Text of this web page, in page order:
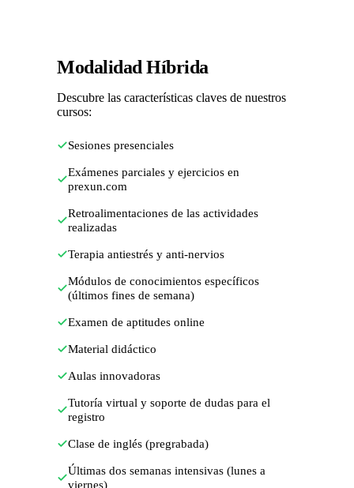
Modalidad Híbrida
Descubre las características claves de nuestros
cursos:
Sesiones presenciales
Exámenes parciales y ejercicios en
prexun.com
Retroalimentaciones de las actividades
realizadas
Terapia antiestrés y anti-nervios
Módulos de conocimientos específicos
(últimos fines de semana)
Examen de aptitudes online
Material didáctico
Aulas innovadoras
Tutoría virtual y soporte de dudas para el
registro
Clase de inglés (pregrabada)
Últimas dos semanas intensivas (lunes a
viernes)